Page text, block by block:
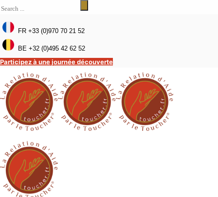
FR +33 (0)970 70 21 52
BE +32 (0)495 42 62 52
Participez à une journée découverte